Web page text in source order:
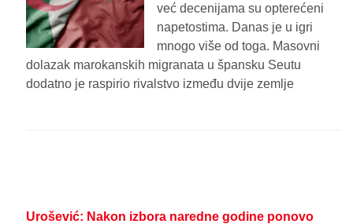
već decenijama su opterećeni
napetostima. Danas je u igri
mnogo više od toga. Masovni
dolazak marokanskih migranata u špansku Seutu
dodatno je raspirio rivalstvo između dvije zemlje
Urošević: Nakon izbora naredne godine ponovo